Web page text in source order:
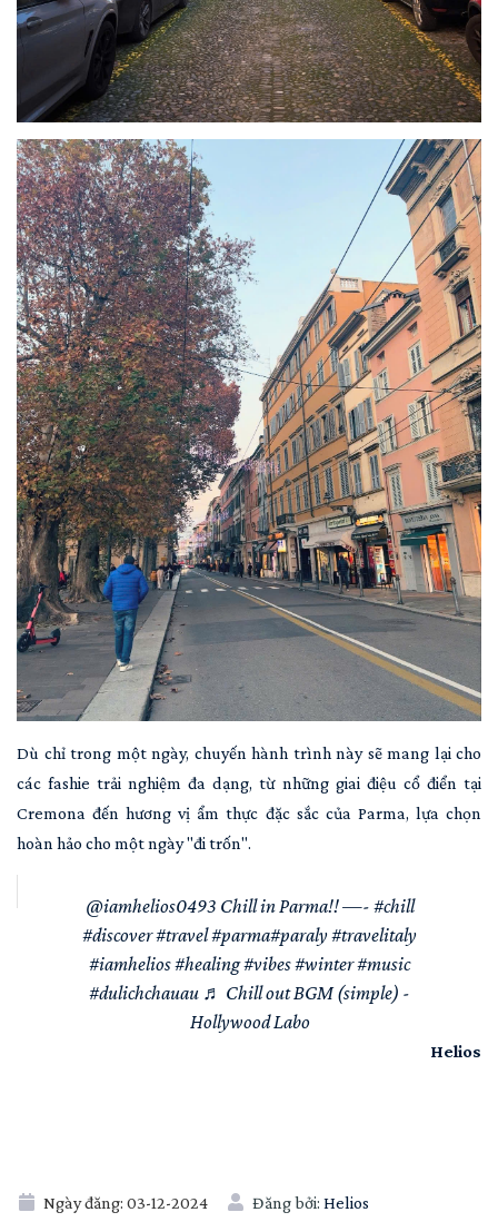
Dù chỉ trong một ngày, chuyến hành trình này sẽ mang lại cho
các fashie trải nghiệm đa dạng, từ những giai điệu cổ điển tại
Cremona đến hương vị ẩm thực đặc sắc của Parma, lựa chọn
hoàn hảo cho một ngày "đi trốn".
@iamhelios0493 Chill in Parma!! —- #chill
#discover#travel#parma#paraly#travelitaly
#iamhelios#healing#vibes#winter#music
#dulichchauau ♬ Chill out BGM (simple) -
Hollywood Labo
Helios
Ngày đăng: 03-12-2024 Đăng bởi: Helios